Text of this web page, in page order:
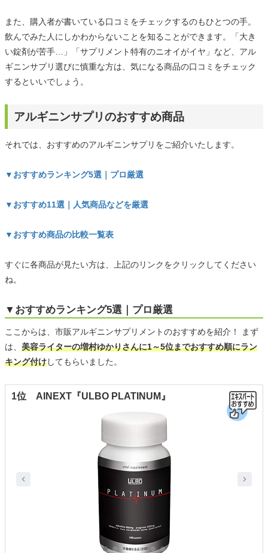
また、購入者が書いている口コミをチェックするのもひとつの手。
飲んでみた人にしかわからないことを知ることができます。「大き
い錠剤が苦手…」「サプリメント特有のニオイがイヤ」など、アル
ギニンサプリ選びに慎重な方は、気になる商品の口コミをチェック
するといいでしょう。
アルギニンサプリのおすすめ商品
それでは、おすすめのアルギニンサプリをご紹介いたします。
▼おすすめランキング5選｜プロ厳選
▼おすすめ11選｜人気商品などを厳選
▼おすすめ商品の比較一覧表
すぐに各商品が見たい方は、上記のリンクをクリックしてください
ね。
▼おすすめランキング5選｜プロ厳選
ここからは、市販アルギニンサプリメントのおすすめを紹介！ まず
は、 美容ライターの増村ゆかりさんに1～5位までおすすめ順にラン
キング付けしてもらいました。
1位 AINEXT『ULBO PLATINUM』